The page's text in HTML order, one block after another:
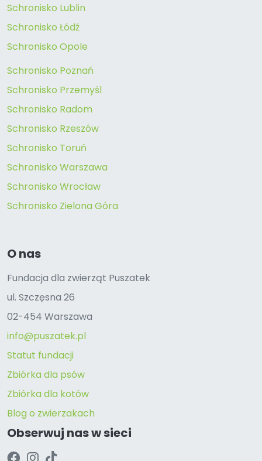
Schronisko Lublin
Schronisko Łódź
Schronisko Opole
Schronisko Poznań
Schronisko Przemyśl
Schronisko Radom
Schronisko Rzeszów
Schronisko Toruń
Schronisko Warszawa
Schronisko Wrocław
Schronisko Zielona Góra
O nas
Fundacja dla zwierząt Puszatek
ul. Szczęsna 26
02-454 Warszawa
info@puszatek.pl
Statut fundacji
Zbiórka dla psów
Zbiórka dla kotów
Blog o zwierzakach
Obserwuj nas w sieci